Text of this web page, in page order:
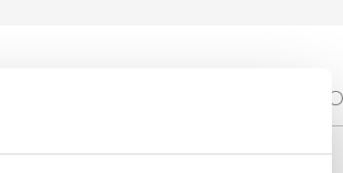
Livraison et